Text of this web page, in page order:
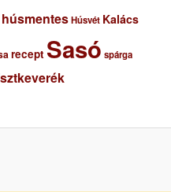
húsmentesHúsvét Kalács
recept Sasó spárga